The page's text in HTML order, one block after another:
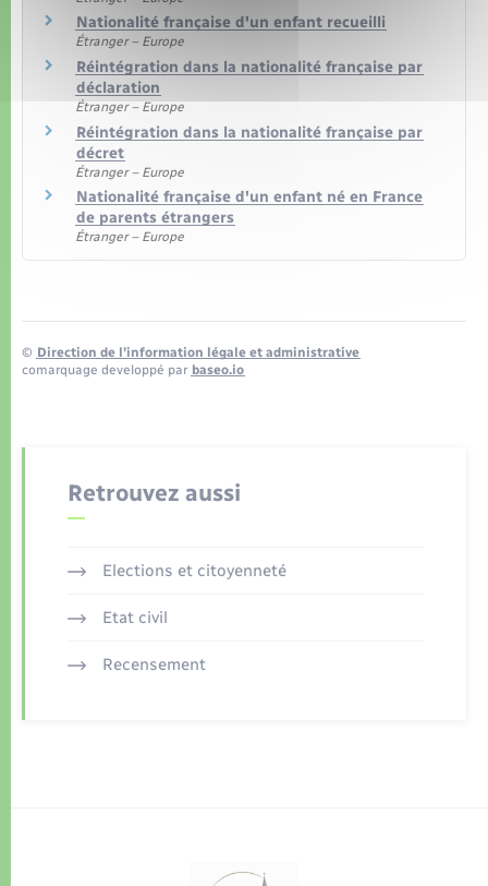
Nationalité française d'un enfant recueilli
Étranger – Europe
Réintégration dans la nationalité française par
déclaration
Étranger – Europe
Réintégration dans la nationalité française par
décret
Étranger – Europe
Nationalité française d'un enfant né en France
de parents étrangers
Étranger – Europe
© Direction de l’information légale et administrative
comarquage developpé par baseo.io
Retrouvez aussi
Elections et citoyenneté
Etat civil
Recensement